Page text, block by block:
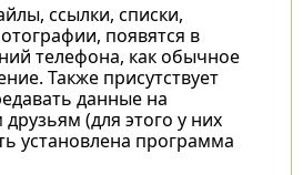
ссылки, списки,
появятся в
телефона, как обычное
Также присутствует
данные на
(для этого у них
установлена программа